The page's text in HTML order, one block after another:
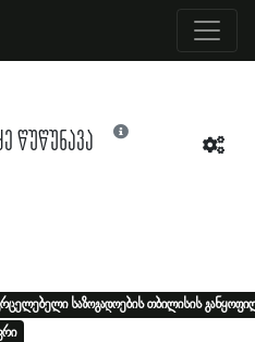
წუწუნავა
საზოგადოების თბილისის